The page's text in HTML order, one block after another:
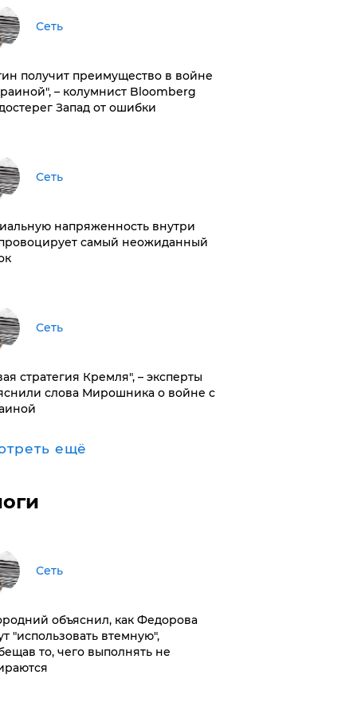
Сеть
получит преимущество в войне
– колумнист Bloomberg
Запад от ошибки
Сеть
напряженность внутри
самый неожиданный
Сеть
стратегия Кремля", – эксперты
слова Мирошника о войне с
ещё
Сеть
объяснил, как Федорова
"использовать втемную",
то, чего выполнять не